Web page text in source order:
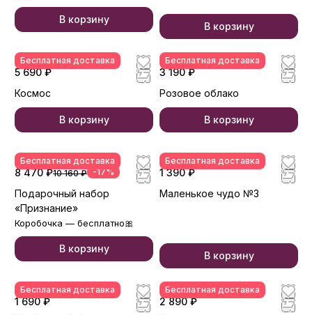
В корзину
В корзину
Бесплатная доставка
5 690 ₽
Космос
В корзину
Бесплатная доставка
3 190 ₽
Розовое облако
В корзину
Бесплатная доставка
8 470 ₽10 160 ₽ -17%
Подарочный набор
«Признание»
Коробочка — бесплатно🎀
В корзину
Бесплатная доставка
1 390 ₽
Маленькое чудо №3
В корзину
Бесплатная доставка
1 690 ₽
Бесплатная доставка
2 890 ₽